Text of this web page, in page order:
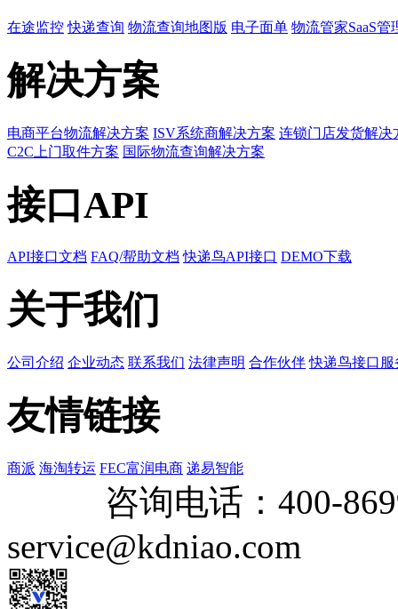
在途监控 快递查询 物流查询地图版 电子面单 物流管家SaaS管
解决方案
电商平台物流解决方案 ISV系统商解决方案 连锁门店发货解决
C2C上门取件方案 国际物流查询解决方案
接口API
API接口文档 FAQ/帮助文档 快递鸟API接口 DEMO下载
关于我们
公司介绍 企业动态 联系我们 法律声明 合作伙伴 快递鸟接口服
友情链接
商派 海淘转运 FEC富润电商 递易智能
咨询电话： 400-
service@kdniao.com